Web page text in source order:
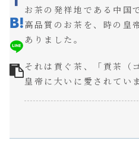
お茶の発祥地である中国
高品質のお茶を、時の皇
ありました。
それは貢ぐ茶、「貢茶（
皇帝に大いに愛されてい